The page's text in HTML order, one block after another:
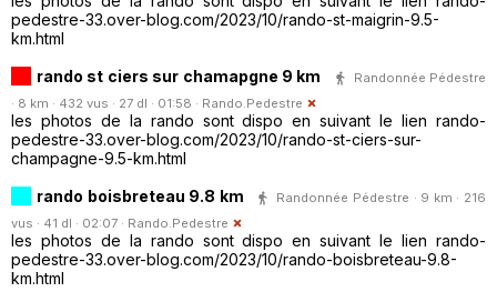
pedestre-33.over-blog.com/2023/10/rando-st-maigrin-9.5-
km.html
rando st ciers sur chamapgne 9 km
Randonnée Pédestre
· 8 km · 432 vus · 27 dl · 01:58 · Rando.Pedestre
les photos de la rando sont dispo en suivant le lien rando-
pedestre-33.over-blog.com/2023/10/rando-st-ciers-sur-
champagne-9.5-km.html
rando boisbreteau 9.8 km
Randonnée Pédestre · 9 km · 216
vus · 41 dl · 02:07 · Rando.Pedestre
les photos de la rando sont dispo en suivant le lien rando-
pedestre-33.over-blog.com/2023/10/rando-boisbreteau-9.8-
km.html